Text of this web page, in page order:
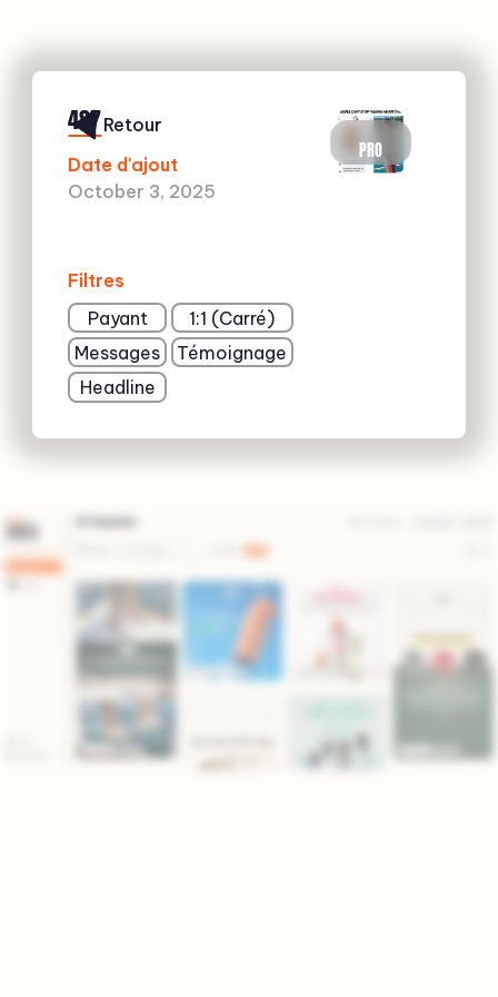
487
Date d'ajout
October 3, 2025
Filtres
Payant
1:1 (Carré)
Messages
Témoignage
Headline
PRO
Retour